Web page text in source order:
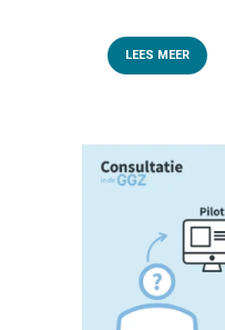
LEES MEER